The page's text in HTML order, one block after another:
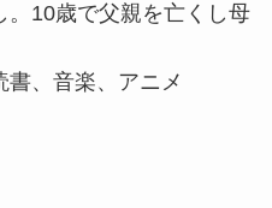
。10歳で父親を亡くし母
書、音楽、アニメ